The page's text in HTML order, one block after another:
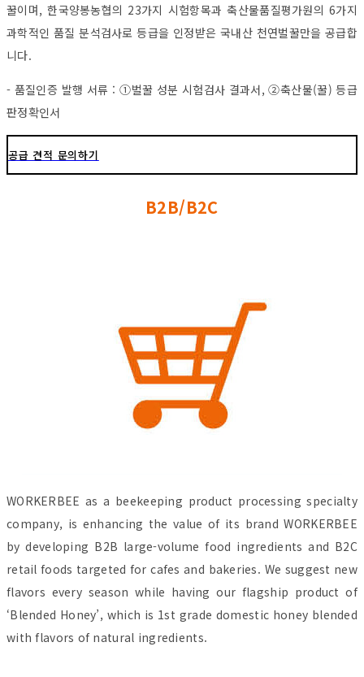
꿀이며, 한국양봉농협의 23가지 시험항목과 축산물품질평가원의 6가지
과학적인 품질 분석검사로 등급을 인정받은 국내산 천연벌꿀만을 공급합
니다.
- 품질인증 발행 서류 : ①벌꿀 성분 시험검사 결과서,②축산물(꿀) 등급
판정확인서
공급 견적 문의하기
B2B/B2C
WORKERBEE as a beekeeping product processing specialty
company, is enhancing the value of its brand WORKERBEE
by developing B2B large-volume food ingredients and B2C
retail foods targeted for cafes and bakeries. We suggest new
flavors every season while having our flagship product of
‘Blended Honey’, which is 1st grade domestic honey blended
with flavors of natural ingredients.